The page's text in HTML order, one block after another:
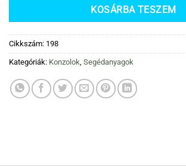
KOSÁRBA TESZEM
Cikkszám: 198
Kategóriák: Konzolok Segédanyagok